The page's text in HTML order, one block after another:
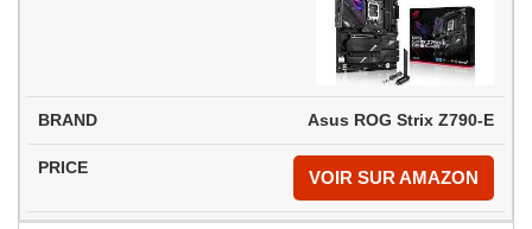
Asus ROG Strix Z790-E
VOIR SUR AMAZON